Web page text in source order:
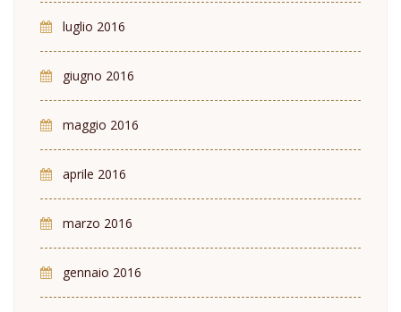
luglio 2016
giugno 2016
maggio 2016
aprile 2016
marzo 2016
gennaio 2016